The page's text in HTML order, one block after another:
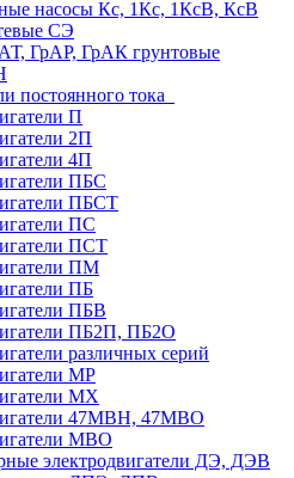
насосы Кс, 1Кс, 1КсВ, КсВ
СЭ
ГрАР, ГрАК грунтовые
постоянного тока
П
2П
4П
ПБС
ПБСТ
ПС
ПСТ
ПМ
ПБ
ПБВ
ПБ2П, ПБ2О
различных серий
МР
MX
47MBH, 47МВО
MBO
электродвигатели ДЭ, ДЭВ